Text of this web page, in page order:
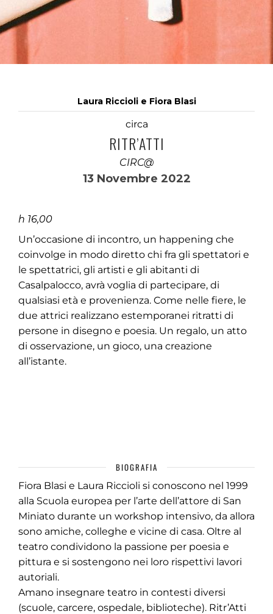
Laura Riccioli e Fiora Blasi
circa
RITR’ATTI
CIRC@
13 Novembre 2022
h 16,00
Un’occasione di incontro, un happening che
coinvolge in modo diretto chi fra gli spettatori e
le spettatrici, gli artisti e gli abitanti di
Casalpalocco, avrà voglia di partecipare, di
qualsiasi età e provenienza. Come nelle fiere, le
due attrici realizzano estemporanei ritratti di
persone in disegno e poesia. Un regalo, un atto
di osservazione, un gioco, una creazione
all’istante.
BIOGRAFIA
Fiora Blasi e Laura Riccioli si conoscono nel 1999
alla Scuola europea per l’arte dell’attore di San
Miniato durante un workshop intensivo, da allora
sono amiche, colleghe e vicine di casa. Oltre al
teatro condividono la passione per poesia e
pittura e si sostengono nei loro rispettivi lavori
autoriali.
Amano insegnare teatro in contesti diversi
(scuole, carcere, ospedale, biblioteche). Ritr’Atti